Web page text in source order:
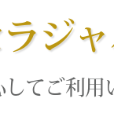
ジ
てご利